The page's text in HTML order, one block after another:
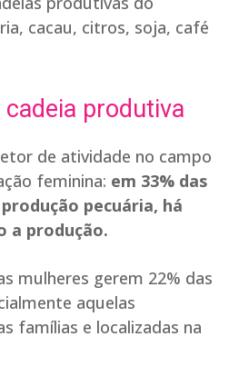
cacau, citros, soja, café
produtiva
de atividade no campo
feminina: em 33% das
pecuária, há
a produção.
mulheres gerem 22% das
aquelas
famílias e localizadas na